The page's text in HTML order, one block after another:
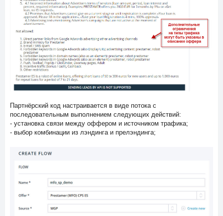
Партнёрский код настраивается в виде потока с
последовательным выполнением следующих действий:
- установка связи между оффером и источником трафика;
- выбор комбинации из лэндинга и прелэндинга;